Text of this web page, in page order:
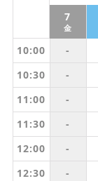
7
金
10:00 -
10:30
-
11:00
-
11:30
-
12:00
-
12:30
-